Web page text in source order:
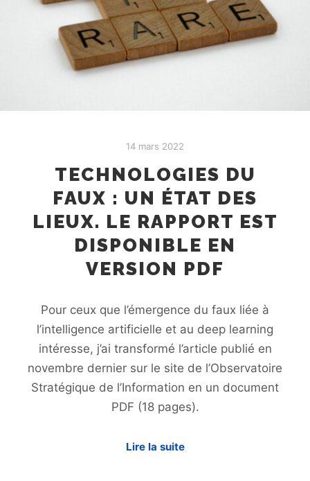
14 mars 2022
TECHNOLOGIES DU
FAUX : UN ÉTAT DES
LIEUX. LE RAPPORT EST
DISPONIBLE EN
VERSION PDF
Pour ceux que l’émergence du faux liée à
l’intelligence artificielle et au deep learning
intéresse, j’ai transformé l’article publié en
novembre dernier sur le site de l’Observatoire
Stratégique de l’Information en un document
PDF (18 pages).
Lire la suite